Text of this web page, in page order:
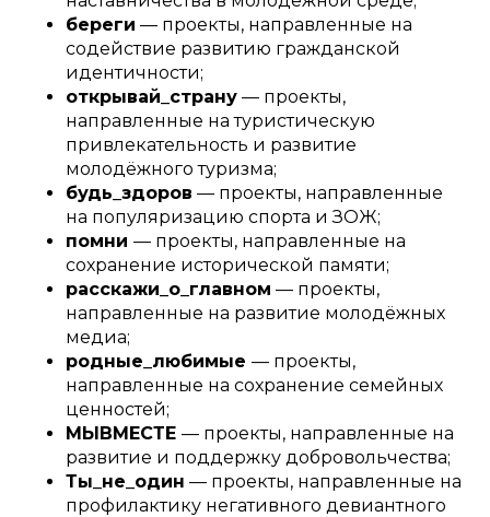
береги — проекты, направленные на
содействие развитию гражданской
идентичности;
открывай_страну — проекты,
направленные на туристическую
привлекательность и развитие
молодёжного туризма;
будь_здоров — проекты, направленные
на популяризацию спорта и ЗОЖ;
помни — проекты, направленные на
сохранение исторической памяти;
расскажи_о_главном — проекты,
направленные на развитие молодёжных
медиа;
родные_любимые — проекты,
направленные на сохранение семейных
ценностей;
МЫВМЕСТЕ — проекты, направленные на
развитие и поддержку добровольчества;
Ты_не_один — проекты, направленные на
профилактику негативного девиантного